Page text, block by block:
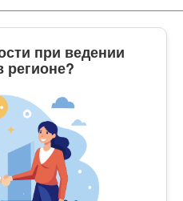
при ведении
регионе?